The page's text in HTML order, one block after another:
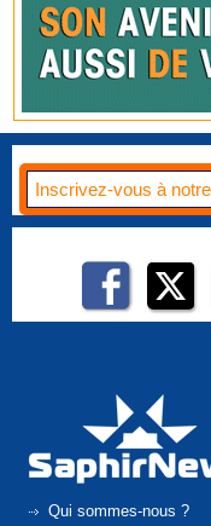
Qui sommes-nous ?